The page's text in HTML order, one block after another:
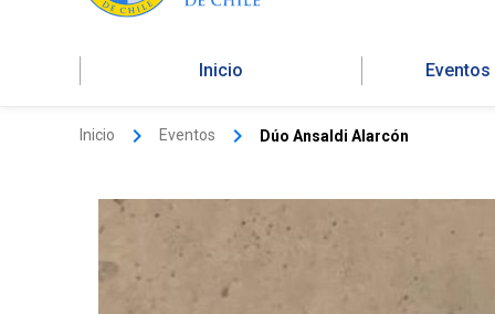
Inicio Eventos
Inicio Eventos Dúo Ansaldi Alarcón